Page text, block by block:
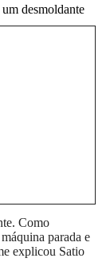
desmoldante
Como
máquina parada e
explicou Satio